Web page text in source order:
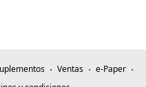
Ventas
e-Paper